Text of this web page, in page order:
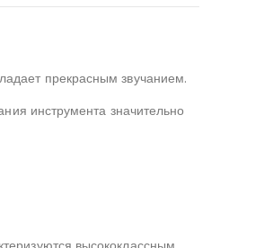
прекрасным звучанием.
инструмента значительно